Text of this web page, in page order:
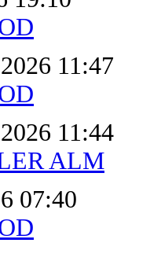
11:47
11:44
ALM
07:40